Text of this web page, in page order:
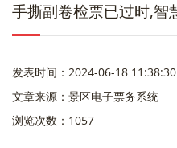
发表时间：2024-06-18 11:38:30
文章来源：景区电子票务系统
浏览次数：1057